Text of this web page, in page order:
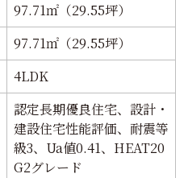
97.71㎡（29.55坪）
97.71㎡（29.55坪）
4LDK
認定長期優良住宅、設計・
建設住宅性能評価、耐震等
級3、Ua値0.41、HEAT20
G2グレード